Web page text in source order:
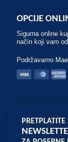
OPCIJE
Sigurna online
način koji vam
Podržavamo